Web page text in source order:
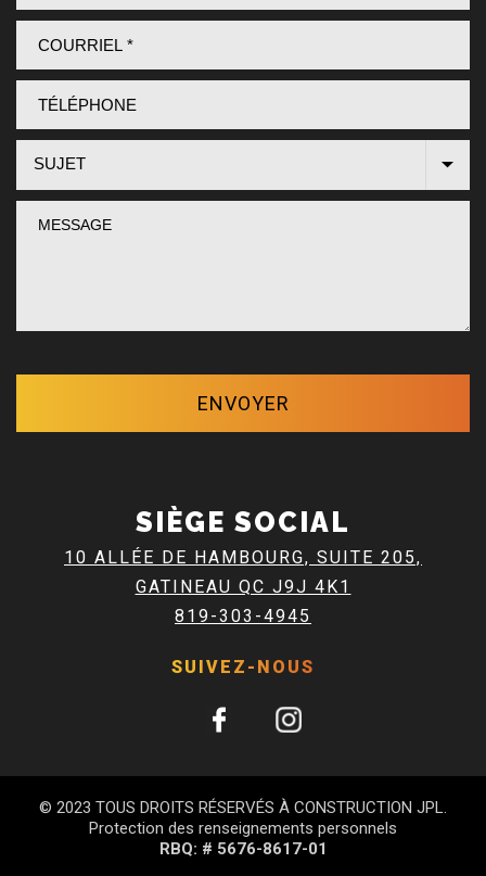
SIÈGE SOCIAL
10 ALLÉE DE HAMBOURG, SUITE 205,
GATINEAU QC J9J 4K1
819-303-4945
SUIVEZ-NOUS
© 2023 TOUS DROITS RÉSERVÉS À CONSTRUCTION JPL.
Protection des renseignements personnels
RBQ: # 5676-8617-01